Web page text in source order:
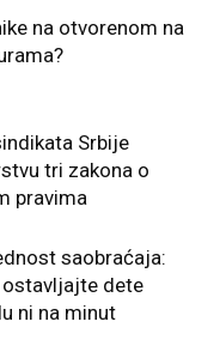
na otvorenom na
Srbije
tri zakona o
pravima
saobraćaja:
ostavljajte dete
ni na minut